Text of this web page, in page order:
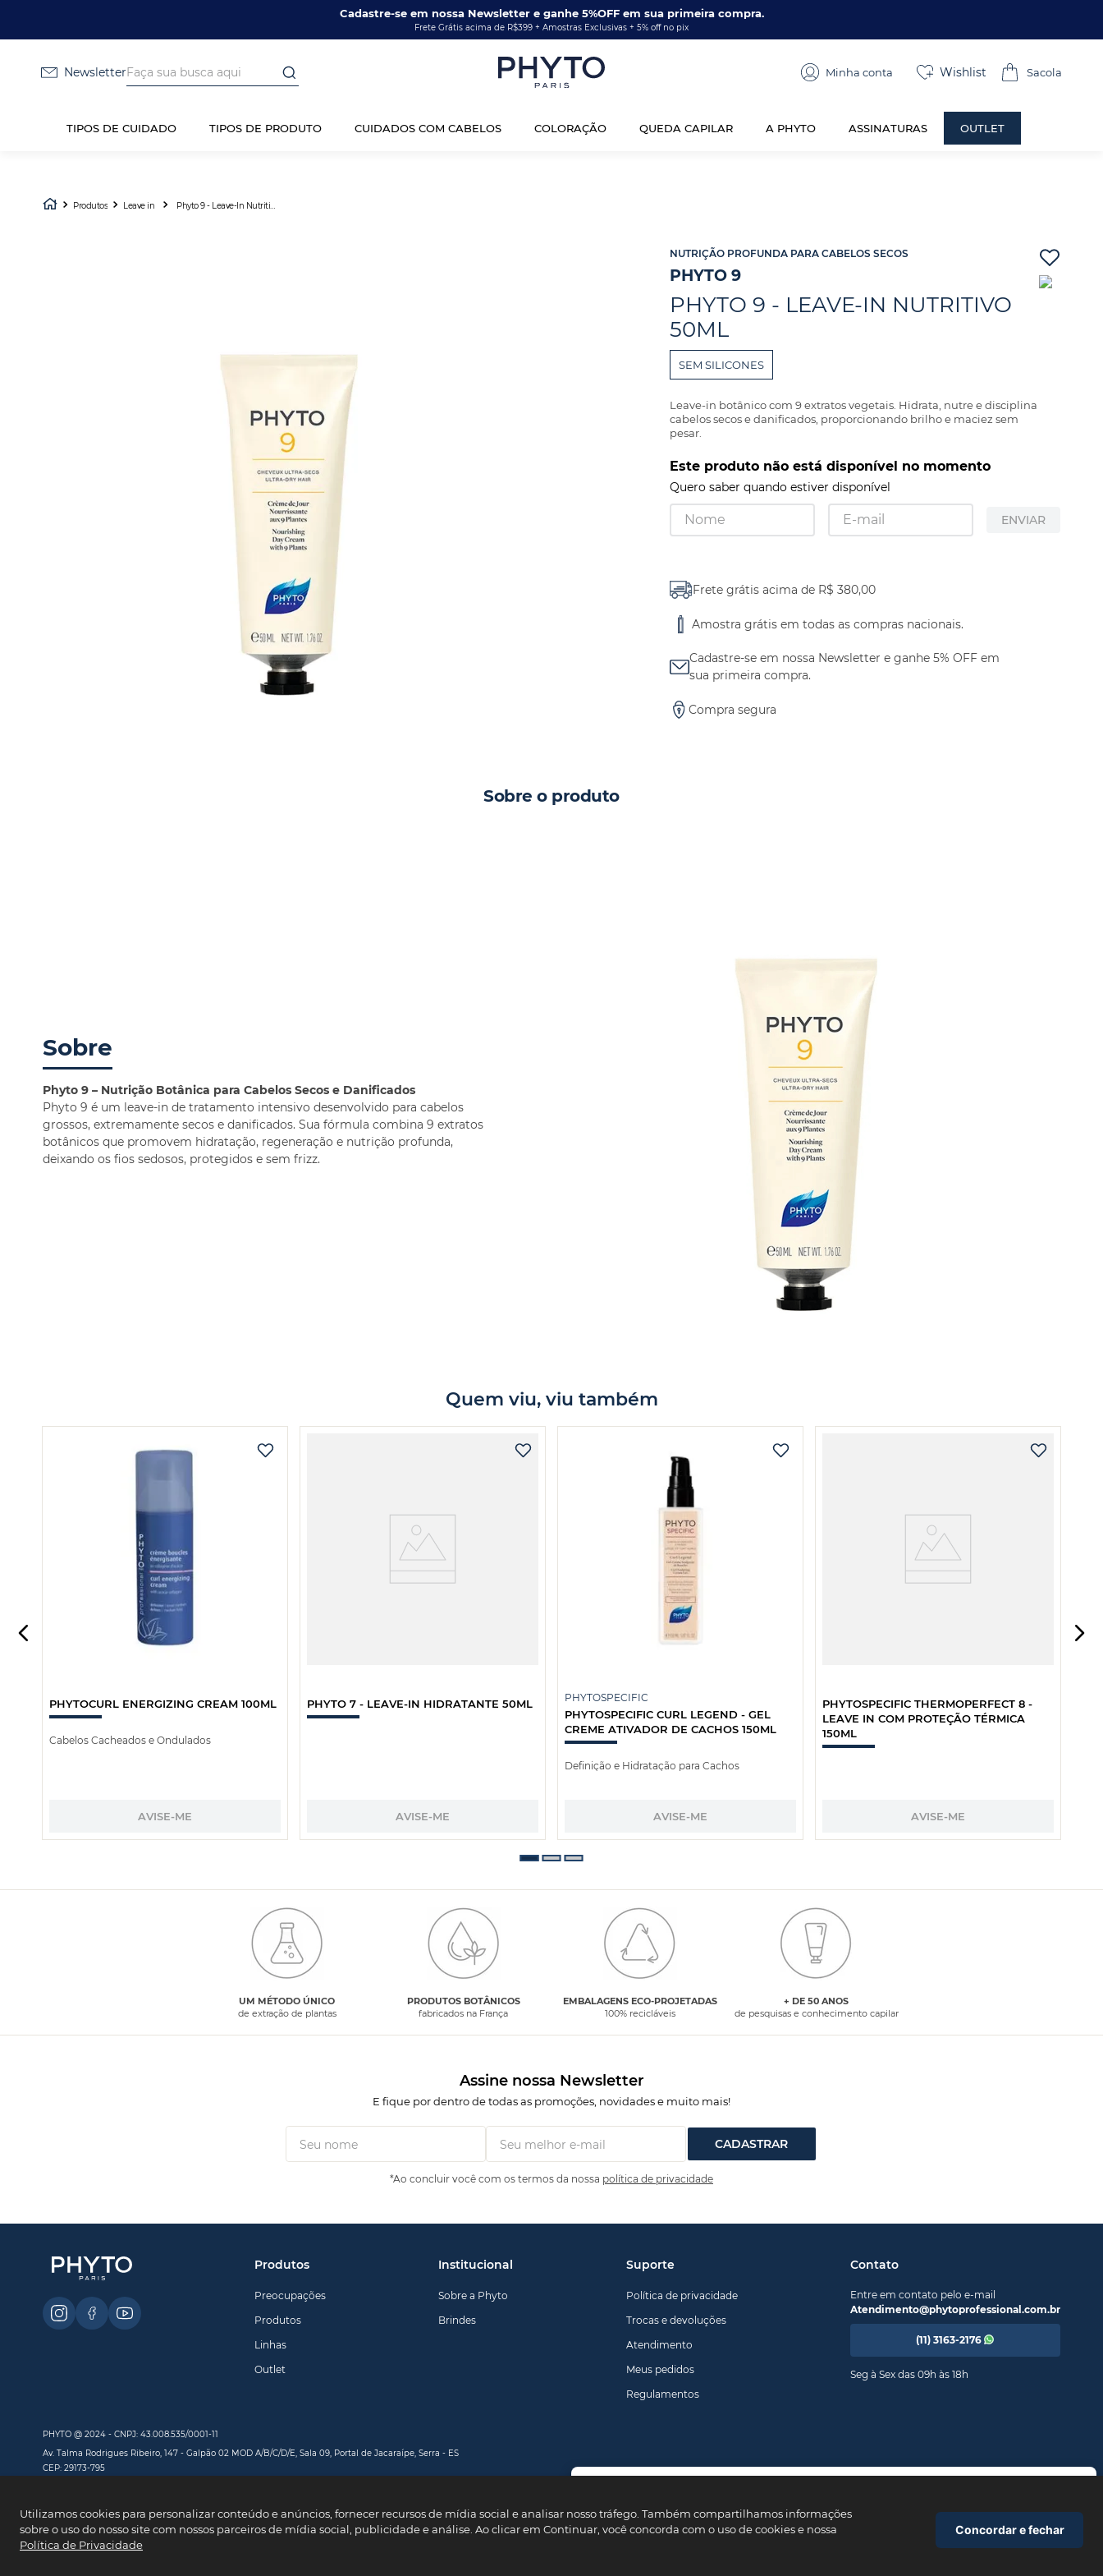
Cadastre-se em nossa Newsletter e ganhe 5%OFF em sua primeira compra.
Frete Grátis acima de R$399 + Amostras Exclusivas + 5% off no pix
NewsletterFaça sua busca aqui Minha conta Wishlist
TIPOS DE CUIDADO TIPOS DE PRODUTO CUIDADOS COM CABELOS COLORAÇÃO QUEDA CAPILAR A PHYTO ASSINATURAS OUTLET
Utilizamos cookies para personalizar conteúdo e anúncios, fornecer recursos de mídia social e analisar nosso tráfego. Também compartilhamos informações
sobre o uso do nosso site com nossos parceiros de mídia social, publicidade e análise. Ao clicar em Continuar, você concorda com o uso de cookies e nossa
Política de Privacidade
Concordar e fechar
Produtos Leave in
NUTRIÇÃO PROFUNDA PARA CABELOS SECOS
PHYTO 9
PHYTO 9 - LEAVE-IN NUTRITIVO
50ML
SEM SILICONES
Leave-in botânico com 9 extratos vegetais. Hidrata, nutre e disciplina
cabelos secos e danificados, proporcionando brilho e maciez sem
pesar.​
Este produto não está disponível no momento
Quero saber quando estiver disponível
ENVIAR
Frete grátis acima de R$ 380,00
Amostra grátis em todas as compras nacionais.
Cadastre-se em nossa Newsletter e ganhe 5% OFF em
sua primeira compra.
Compra segura
Sobre o produto
Sobre
Phyto 9 – Nutrição Botânica para Cabelos Secos e Danificados
Phyto 9 é um leave-in de tratamento intensivo desenvolvido para cabelos
grossos, extremamente secos e danificados. Sua fórmula combina 9 extratos
botânicos que promovem hidratação, regeneração e nutrição profunda,
deixando os fios sedosos, protegidos e sem frizz.
Quem viu, viu também
PHYTOCURL ENERGIZING CREAM 100ML
Cabelos Cacheados e Ondulados
AVISE-ME
PHYTO 7 - LEAVE-IN HIDRATANTE 50ML
AVISE-ME
PHYTOSPECIFIC
PHYTOSPECIFIC CURL LEGEND - GEL
CREME ATIVADOR DE CACHOS 150ML
Definição e Hidratação para Cachos
AVISE-ME
PHYTOSPECIFIC THERMOPERFECT 8 -
LEAVE IN COM PROTEÇÃO TÉRMICA
150ML
AVISE-ME
Use o cupomPRIMEIROPHYTO
e garanta seu desconto. Valido apenas
na primeira compra.
Fechar
UM MÉTODO ÚNICO
de extração de plantas
PRODUTOS BOTÂNICOS
fabricados na França
EMBALAGENS ECO-PROJETADAS
100% recicláveis
+ DE 50 ANOS
de pesquisas e conhecimento capilar
Assine nossa Newsletter
E fique por dentro de todas as promoções, novidades e muito mais!
CADASTRAR
*Ao concluir você com os termos da nossa política de privacidade
Produtos
Preocupações
Produtos
Linhas
Outlet
Institucional
Sobre a Phyto
Brindes
Suporte
Política de privacidade
Trocas e devoluções
Atendimento
Meus pedidos
Regulamentos
Contato
Entre em contato pelo e-mail
Atendimento@phytoprofessional.com.br
(11) 3163-2176
Seg à Sex das 09h às 18h
PHYTO @ 2024 - CNPJ: 43.008.535/0001-11
Av. Talma Rodrigues Ribeiro, 147 - Galpão 02 MOD A/B/C/D/E, Sala 09, Portal de Jacaraípe, Serra - ES
CEP: 29173-795
Pagamento